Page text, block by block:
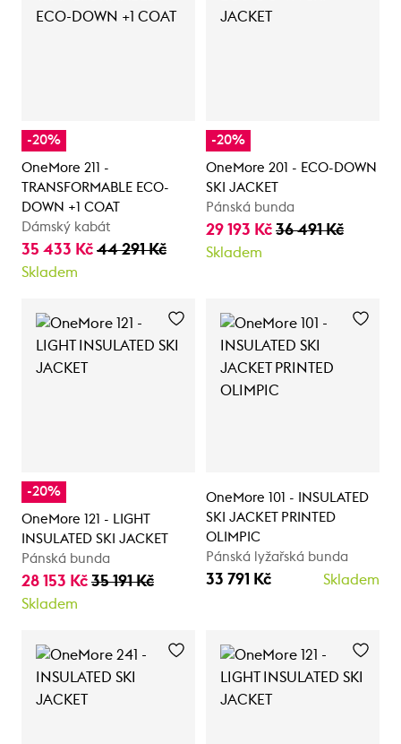
-20%
OneMore 211 -
TRANSFORMABLE ECO-
DOWN +1 COAT
Dámský kabát
35 433 Kč 44 291 Kč
Skladem
-20%
OneMore 201 - ECO-DOWN
SKI JACKET
Pánská bunda
29 193 Kč 36 491 Kč
Skladem
-20%
OneMore 121 - LIGHT
INSULATED SKI JACKET
Pánská bunda
28 153 Kč 35 191 Kč
Skladem
OneMore 101 - INSULATED
SKI JACKET PRINTED
OLIMPIC
Pánská lyžařská bunda
33 791 Kč Skladem